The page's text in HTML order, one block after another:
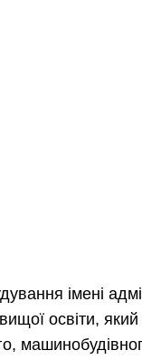
імені
освіти, який